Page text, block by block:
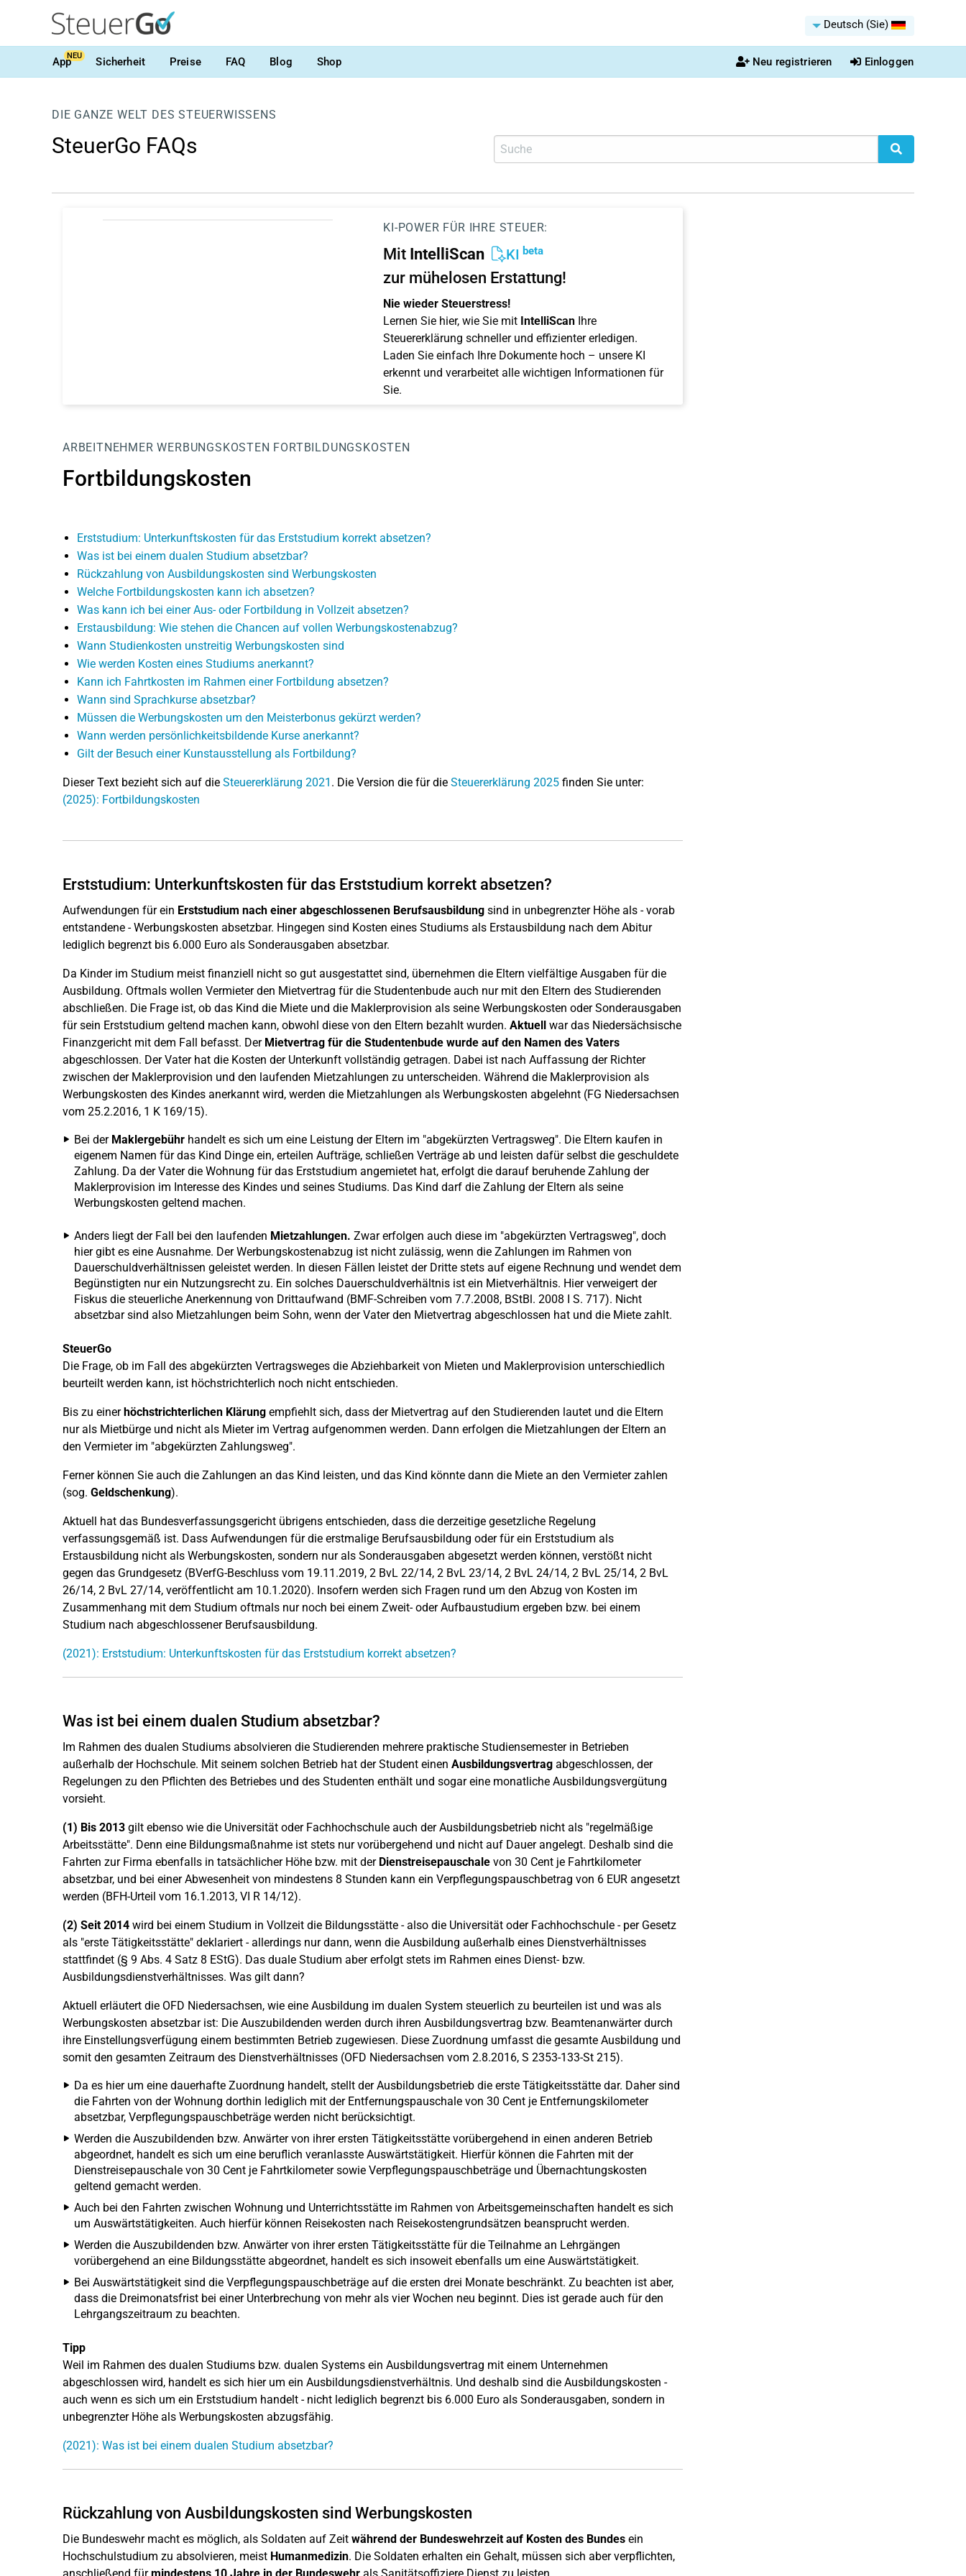
Deutsch (Sie)
AppNEU Sicherheit Preise FAQ Blog Shop Neu registrieren Einloggen
DIE GANZE WELT DES STEUERWISSENS
SteuerGo FAQs
KI-POWER FÜR IHRE STEUER:
Mit IntelliScan KI beta
zur mühelosen Erstattung!
Nie wieder Steuerstress!
Lernen Sie hier, wie Sie mit IntelliScan Ihre
Steuererklärung schneller und effizienter erledigen.
Laden Sie einfach Ihre Dokumente hoch – unsere KI
erkennt und verarbeitet alle wichtigen Informationen für
Sie.
ARBEITNEHMER WERBUNGSKOSTEN FORTBILDUNGSKOSTEN
Fortbildungskosten
Erststudium: Unterkunftskosten für das Erststudium korrekt absetzen?
Was ist bei einem dualen Studium absetzbar?
Rückzahlung von Ausbildungskosten sind Werbungskosten
Welche Fortbildungskosten kann ich absetzen?
Was kann ich bei einer Aus- oder Fortbildung in Vollzeit absetzen?
Erstausbildung: Wie stehen die Chancen auf vollen Werbungskostenabzug?
Wann Studienkosten unstreitig Werbungskosten sind
Wie werden Kosten eines Studiums anerkannt?
Kann ich Fahrtkosten im Rahmen einer Fortbildung absetzen?
Wann sind Sprachkurse absetzbar?
Müssen die Werbungskosten um den Meisterbonus gekürzt werden?
Wann werden persönlichkeitsbildende Kurse anerkannt?
Gilt der Besuch einer Kunstausstellung als Fortbildung?
Dieser Text bezieht sich auf die Steuererklärung 2021 . Die Version die für die Steuererklärung 2025 finden Sie unter:
(2025): Fortbildungskosten
Erststudium: Unterkunftskosten für das Erststudium korrekt absetzen?
Aufwendungen für ein Erststudium nach einer abgeschlossenen Berufsausbildung sind in unbegrenzter Höhe als - vorab
entstandene - Werbungskosten absetzbar. Hingegen sind Kosten eines Studiums als Erstausbildung nach dem Abitur
lediglich begrenzt bis 6.000 Euro als Sonderausgaben absetzbar.
Da Kinder im Studium meist finanziell nicht so gut ausgestattet sind, übernehmen die Eltern vielfältige Ausgaben für die
Ausbildung. Oftmals wollen Vermieter den Mietvertrag für die Studentenbude auch nur mit den Eltern des Studierenden
abschließen. Die Frage ist, ob das Kind die Miete und die Maklerprovision als seine Werbungskosten oder Sonderausgaben
für sein Erststudium geltend machen kann, obwohl diese von den Eltern bezahlt wurden. Aktuell war das Niedersächsische
Finanzgericht mit dem Fall befasst. DerMietvertrag für die Studentenbude wurde auf den Namen des Vaters
abgeschlossen. Der Vater hat die Kosten der Unterkunft vollständig getragen. Dabei ist nach Auffassung der Richter
zwischen der Maklerprovision und den laufenden Mietzahlungen zu unterscheiden. Während die Maklerprovision als
Werbungskosten des Kindes anerkannt wird, werden die Mietzahlungen als Werbungskosten abgelehnt (FG Niedersachsen
vom 25.2.2016, 1 K 169/15).
Bei der Maklergebühr handelt es sich um eine Leistung der Eltern im "abgekürzten Vertragsweg". Die Eltern kaufen in
eigenem Namen für das Kind Dinge ein, erteilen Aufträge, schließen Verträge ab und leisten dafür selbst die geschuldete
Zahlung. Da der Vater die Wohnung für das Erststudium angemietet hat, erfolgt die darauf beruhende Zahlung der
Maklerprovision im Interesse des Kindes und seines Studiums. Das Kind darf die Zahlung der Eltern als seine
Werbungskosten geltend machen.
Anders liegt der Fall bei den laufenden Mietzahlungen. Zwar erfolgen auch diese im "abgekürzten Vertragsweg", doch
hier gibt es eine Ausnahme. Der Werbungskostenabzug ist nicht zulässig, wenn die Zahlungen im Rahmen von
Dauerschuldverhältnissen geleistet werden. In diesen Fällen leistet der Dritte stets auf eigene Rechnung und wendet dem
Begünstigten nur ein Nutzungsrecht zu. Ein solches Dauerschuldverhältnis ist ein Mietverhältnis. Hier verweigert der
Fiskus die steuerliche Anerkennung von Drittaufwand (BMF-Schreiben vom 7.7.2008, BStBl. 2008 I S. 717). Nicht
absetzbar sind also Mietzahlungen beim Sohn, wenn der Vater den Mietvertrag abgeschlossen hat und die Miete zahlt.
SteuerGo
Die Frage, ob im Fall des abgekürzten Vertragsweges die Abziehbarkeit von Mieten und Maklerprovision unterschiedlich
beurteilt werden kann, ist höchstrichterlich noch nicht entschieden.
Bis zu einerhöchstrichterlichen Klärung empfiehlt sich, dass der Mietvertrag auf den Studierenden lautet und die Eltern
nur als Mietbürge und nicht als Mieter im Vertrag aufgenommen werden. Dann erfolgen die Mietzahlungen der Eltern an
den Vermieter im "abgekürzten Zahlungsweg".
Ferner können Sie auch die Zahlungen an das Kind leisten, und das Kind könnte dann die Miete an den Vermieter zahlen
(sog. Geldschenkung).
Aktuell hat das Bundesverfassungsgericht übrigens entschieden, dass die derzeitige gesetzliche Regelung
verfassungsgemäß ist. Dass Aufwendungen für die erstmalige Berufsausbildung oder für ein Erststudium als
Erstausbildung nicht als Werbungskosten, sondern nur als Sonderausgaben abgesetzt werden können, verstößt nicht
gegen das Grundgesetz (BVerfG-Beschluss vom 19.11.2019, 2 BvL 22/14, 2 BvL 23/14, 2 BvL 24/14, 2 BvL 25/14, 2 BvL
26/14, 2 BvL 27/14, veröffentlicht am 10.1.2020). Insofern werden sich Fragen rund um den Abzug von Kosten im
Zusammenhang mit dem Studium oftmals nur noch bei einem Zweit- oder Aufbaustudium ergeben bzw. bei einem
Studium nach abgeschlossener Berufsausbildung.
(2021): Erststudium: Unterkunftskosten für das Erststudium korrekt absetzen?
Was ist bei einem dualen Studium absetzbar?
Im Rahmen des dualen Studiums absolvieren die Studierenden mehrere praktische Studiensemester in Betrieben
außerhalb der Hochschule. Mit seinem solchen Betrieb hat der Student einen Ausbildungsvertrag abgeschlossen, der
Regelungen zu den Pflichten des Betriebes und des Studenten enthält und sogar eine monatliche Ausbildungsvergütung
vorsieht.
(1) Bis 2013 gilt ebenso wie die Universität oder Fachhochschule auch der Ausbildungsbetrieb nicht als "regelmäßige
Arbeitsstätte". Denn eine Bildungsmaßnahme ist stets nur vorübergehend und nicht auf Dauer angelegt. Deshalb sind die
Fahrten zur Firma ebenfalls in tatsächlicher Höhe bzw. mit der Dienstreisepauschale von 30 Cent je Fahrtkilometer
absetzbar, und bei einer Abwesenheit von mindestens 8 Stunden kann ein Verpflegungspauschbetrag von 6 EUR angesetzt
werden (BFH-Urteil vom 16.1.2013, VI R 14/12).
(2) Seit2014 wird bei einem Studium in Vollzeit die Bildungsstätte - also die Universität oder Fachhochschule - per Gesetz
als "erste Tätigkeitsstätte" deklariert - allerdings nur dann, wenn die Ausbildung außerhalb eines Dienstverhältnisses
stattfindet (§ 9 Abs. 4 Satz 8 EStG). Das duale Studium aber erfolgt stets im Rahmen eines Dienst- bzw.
Ausbildungsdienstverhältnisses. Was gilt dann?
Aktuell erläutert die OFD Niedersachsen, wie eine Ausbildung im dualen System steuerlich zu beurteilen ist und was als
Werbungskosten absetzbar ist: Die Auszubildenden werden durch ihren Ausbildungsvertrag bzw. Beamtenanwärter durch
ihre Einstellungsverfügung einem bestimmten Betrieb zugewiesen. Diese Zuordnung umfasst die gesamte Ausbildung und
somit den gesamten Zeitraum des Dienstverhältnisses (OFD Niedersachsen vom 2.8.2016, S 2353-133-St 215).
Da es hier um eine dauerhafte Zuordnung handelt, stellt der Ausbildungsbetrieb die erste Tätigkeitsstätte dar. Daher sind
die Fahrten von der Wohnung dorthin lediglich mit der Entfernungspauschale von 30 Cent je Entfernungskilometer
absetzbar, Verpflegungspauschbeträge werden nicht berücksichtigt.
Werden die Auszubildenden bzw. Anwärter von ihrer ersten Tätigkeitsstätte vorübergehend in einen anderen Betrieb
abgeordnet, handelt es sich um eine beruflich veranlasste Auswärtstätigkeit. Hierfür können die Fahrten mit der
Dienstreisepauschale von 30 Cent je Fahrtkilometer sowie Verpflegungspauschbeträge und Übernachtungskosten
geltend gemacht werden.
Auch bei den Fahrten zwischen Wohnung und Unterrichtsstätte im Rahmen von Arbeitsgemeinschaften handelt es sich
um Auswärtstätigkeiten. Auch hierfür können Reisekosten nach Reisekostengrundsätzen beansprucht werden.
Werden die Auszubildenden bzw. Anwärter von ihrer ersten Tätigkeitsstätte für die Teilnahme an Lehrgängen
vorübergehend an eine Bildungsstätte abgeordnet, handelt es sich insoweit ebenfalls um eine Auswärtstätigkeit.
Bei Auswärtstätigkeit sind die Verpflegungspauschbeträge auf die ersten drei Monate beschränkt. Zu beachten ist aber,
dass die Dreimonatsfrist bei einer Unterbrechung von mehr als vier Wochen neu beginnt. Dies ist gerade auch für den
Lehrgangszeitraum zu beachten.
Tipp
Weil im Rahmen des dualen Studiums bzw. dualen Systems ein Ausbildungsvertrag mit einem Unternehmen
abgeschlossen wird, handelt es sich hier um ein Ausbildungsdienstverhältnis. Und deshalb sind die Ausbildungskosten -
auch wenn es sich um ein Erststudium handelt - nicht lediglich begrenzt bis 6.000 Euro als Sonderausgaben, sondern in
unbegrenzter Höhe als Werbungskosten abzugsfähig.
(2021): Was ist bei einem dualen Studium absetzbar?
Rückzahlung von Ausbildungskosten sind Werbungskosten
Die Bundeswehr macht es möglich, als Soldaten auf Zeit während der Bundeswehrzeit auf Kosten des Bundes ein
Hochschulstudium zu absolvieren, meist Humanmedizin. Die Soldaten erhalten ein Gehalt, müssen sich aber verpflichten,